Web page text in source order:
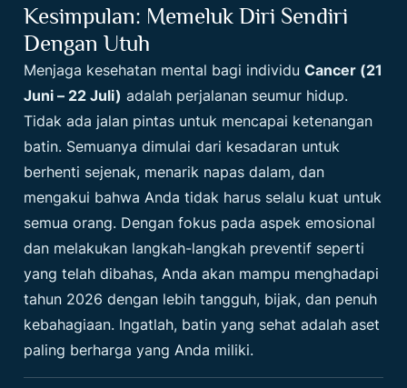
Kesimpulan: Memeluk Diri Sendiri
Dengan Utuh
Menjaga kesehatan mental bagi individuCancer (21
Juni – 22 Juli) adalah perjalanan seumur hidup.
Tidak ada jalan pintas untuk mencapai ketenangan
batin. Semuanya dimulai dari kesadaran untuk
berhenti sejenak, menarik napas dalam, dan
mengakui bahwa Anda tidak harus selalu kuat untuk
semua orang. Dengan fokus pada aspek emosional
dan melakukan langkah-langkah preventif seperti
yang telah dibahas, Anda akan mampu menghadapi
tahun 2026 dengan lebih tangguh, bijak, dan penuh
kebahagiaan. Ingatlah, batin yang sehat adalah aset
paling berharga yang Anda miliki.